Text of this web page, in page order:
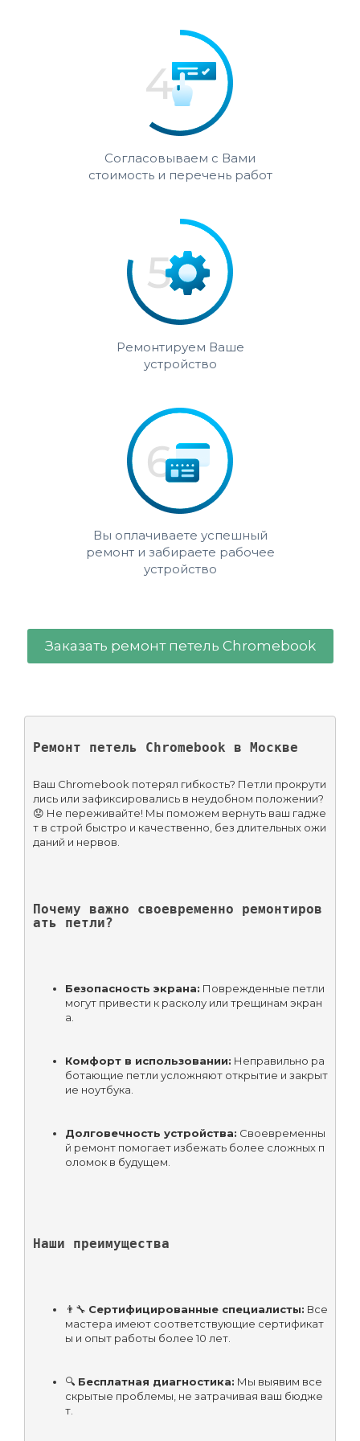
Согласовываем с Вами
стоимость и перечень работ
Ремонтируем Ваше
устройство
Вы оплачиваете успешный
ремонт и забираете рабочее
устройство
Заказать ремонт петель Chromebook
Ремонт петель Chromebook в Москве
Ваш Chromebook потерял гибкость? Петли прокрути
лись или зафиксировались в неудобном положении?
😟 Не переживайте! Мы поможем вернуть ваш гадже
т в строй быстро и качественно, без длительных ожи
даний и нервов.
Почему важно своевременно ремонтиров
ать петли?
Безопасность экрана: Поврежденные петли
могут привести к расколу или трещинам экран
а.
Комфорт в использовании: Неправильно ра
ботающие петли усложняют открытие и закрыт
ие ноутбука.
Долговечность устройства: Своевременны
й ремонт помогает избежать более сложных п
оломок в будущем.
Наши преимущества
👨‍🔧 Сертифицированные специалисты: Все
мастера имеют соответствующие сертификат
ы и опыт работы более 10 лет.
🔍 Бесплатная диагностика: Мы выявим все
скрытые проблемы, не затрачивая ваш бюдже
т.